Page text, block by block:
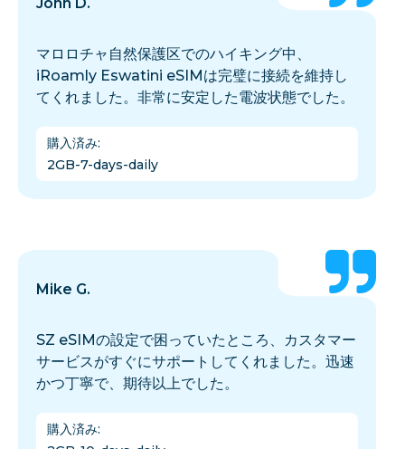
John D.
マロロチャ自然保護区でのハイキング中、
iRoamly Eswatini eSIMは完璧に接続を維持し
てくれました。非常に安定した電波状態でした。
購入済み:
2GB-7-days-daily
Mike G.
SZ eSIMの設定で困っていたところ、カスタマー
サービスがすぐにサポートしてくれました。迅速
かつ丁寧で、期待以上でした。
購入済み: